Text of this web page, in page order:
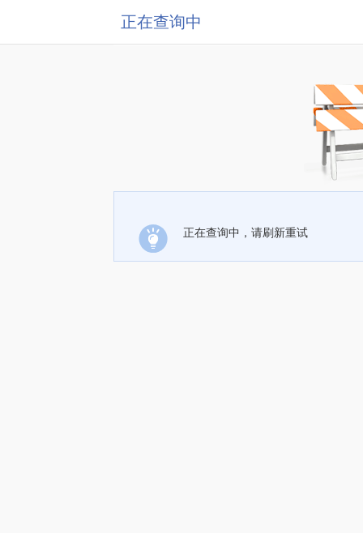
正在查询中
正在查询中，请刷新重试